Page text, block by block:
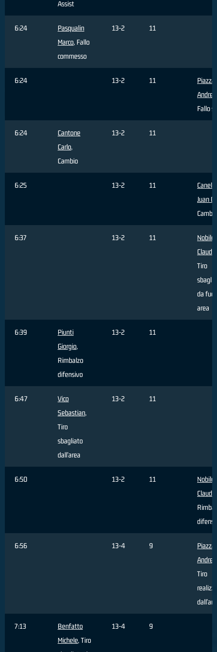
Assist
6:24
Pasqualin
Marco, Fallo
commesso
13-2 11
6:24 13-2 11
Piazza
Andrea
Fallo
6:24
Cantone
Carlo,
Cambio
13-2 11
6:25 13-2 11
Canelo
Juan
Cambio
6:37 13-2 11
Nobile
Claudio
Tiro
da
area
6:39
Piunti
Giorgio,
Rimbalzo
difensivo
13-2 11
6:47
Vico
Sebastian,
Tiro
sbagliato
dall'area
13-2 11
6:50 13-2 11
Nobile
Claudio
6:56 13-4 9
Piazza
Andrea
Tiro
7:13
Benfatto
Michele, Tiro
13-4 9